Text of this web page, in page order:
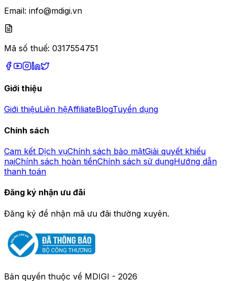
Email: info@mdigi.vn
Mã số thuế: 0317554751
Giới thiệu
Giới thiệuLiên hệAffiliateBlogTuyển dụng
Chính sách
Cam kết Dịch vụChính sách bảo mậtGiải quyết khiếu
nạiChính sách hoàn tiềnChính sách sử dụngHướng dẫn
thanh toán
Đăng ký nhận ưu đãi
Đăng ký để nhận mã ưu đãi thường xuyên.
Bản quyền thuộc về MDIGI - 2026